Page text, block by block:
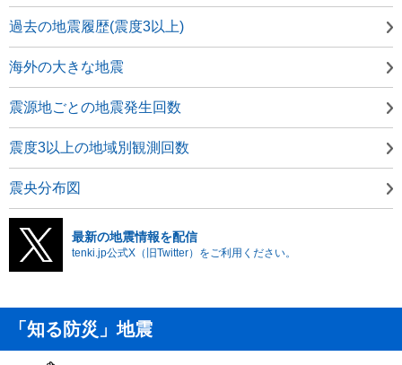
過去の地震履歴(震度3以上)
海外の大きな地震
震源地ごとの地震発生回数
震度3以上の地域別観測回数
震央分布図
最新の地震情報を配信
tenki.jp公式X（旧Twitter）をご利用ください。
「知る防災」地震